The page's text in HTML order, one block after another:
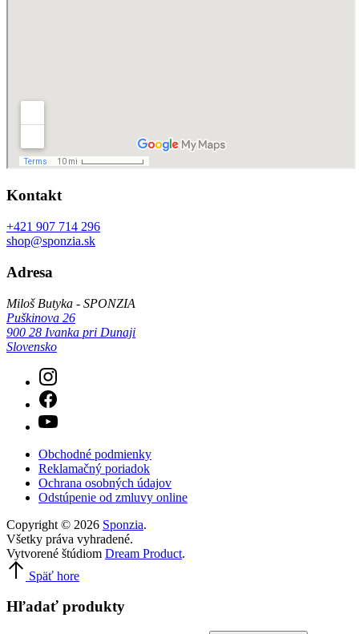
Kontakt
+421 907 714 296
shop@sponzia.sk
Adresa
Miloš Butyka - SPONZIA
Puškinova 26
900 28 Ivanka pri Dunaji
Slovensko
Obchodné podmienky
Reklamačný poriadok
Ochrana osobných údajov
Odstúpenie od zmluvy online
Copyright © 2026 Sponzia.
Všetky práva vyhradené.
Vytvorené štúdiom Dream Product.
Späť hore
Hľadať produkty